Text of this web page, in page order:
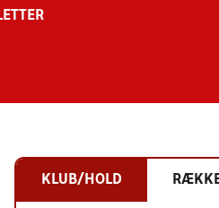
KLUB/HOLD